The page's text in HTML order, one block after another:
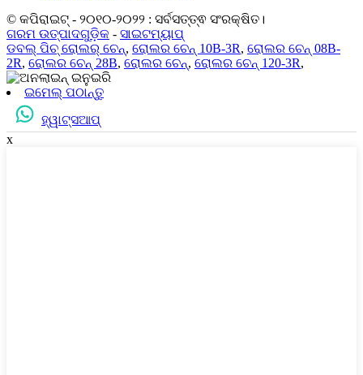
© କପିରାଇଟ୍ - ୨୦୧୦-୨୦୨୨ : ସର୍ବସତ୍ତ୍ଵ ସଂରକ୍ଷିତ।
ଗରମ ଉତ୍ପାଦଗୁଡ଼ିକ - ସାଇଟମ୍ୟାପ୍
ଡବଲ୍ ପିଚ୍ ରୋଲର୍ ଚେନ୍, ରୋଲର ଚେନ୍ 10B-3R, ରୋଲର ଚେନ୍ 08B-
2R, ରୋଲର ଚେନ୍ 28B, ରୋଲର ଚେନ୍, ରୋଲର ଚେନ୍ 120-3R,
ଇମେଲ୍ ପଠାନ୍ତୁ
ହ୍ୱାଟ୍ସଆପ୍
x